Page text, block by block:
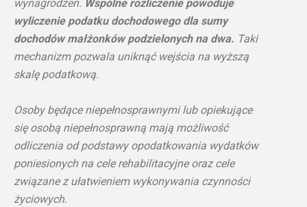
wynagrodzeń. Wspólne rozliczenie powoduje
wyliczenie podatku dochodowego dla sumy
dochodów małżonków podzielonych na dwa. Taki
mechanizm pozwala uniknąć wejścia na wyższą
skalę podatkową.
Osoby będące niepełnosprawnymi lub opiekujące
się osobą niepełnosprawną mają możliwość
odliczenia od podstawy opodatkowania wydatków
poniesionych na cele rehabilitacyjne oraz cele
związane z ułatwieniem wykonywania czynności
życiowych.